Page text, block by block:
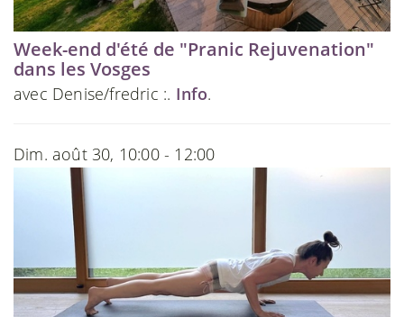
Week-end d'été de "Pranic Rejuvenation"
dans les Vosges
avec Denise/fredric :. Info.
Dim. août 30, 10:00 - 12:00